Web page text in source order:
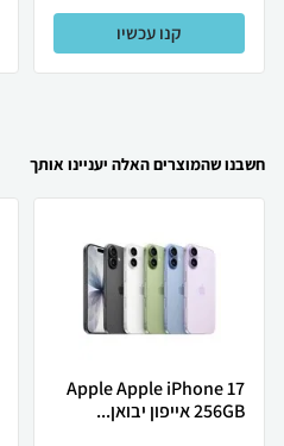
קנו עכשיו
חשבנו שהמוצרים האלה יעניינו אותך
Apple Apple iPhone 17
256GB אייפון יבואן...